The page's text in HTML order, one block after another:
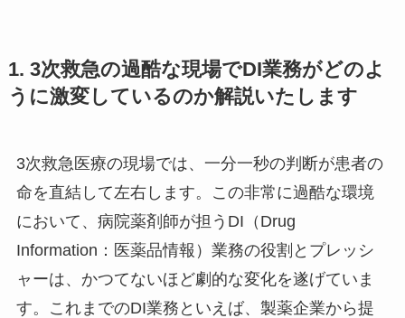
1. 3次救急の過酷な現場でDI業務がどのよ
うに激変しているのか解説いたします
3次救急医療の現場では、一分一秒の判断が患者の
命を直結して左右します。この非常に過酷な環境
において、病院薬剤師が担うDI（Drug
Information：医薬品情報）業務の役割とプレッシ
ャーは、かつてないほど劇的な変化を遂げていま
す。これまでのDI業務といえば、製薬企業から提